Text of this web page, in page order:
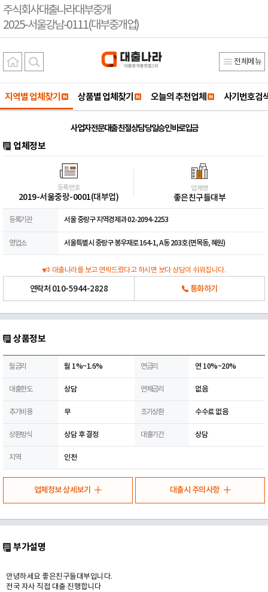
주식회사대출나라대부중개
2025-서울강남-0111(대부중개업)
전체메뉴
지역별 업체찾기 상품별 업체찾기 오늘의 추천업체 사기번호검
사업자 전문대출 친절상담 당일승인 바로입금
업체정보
등록번호
2019-서울중랑-0001(대부업)
업체명
좋은친구들대부
등록기관 서울 중랑구 지역경제과 02-2094-2253
영업소 서울특별시 중랑구 봉우재로 164-1, A동 203호 (면목동, 혜원)
대출나라를 보고 연락드렸다고 하시면 보다 상담이 쉬워집니다.
연락처 010-5944-2828 통화하기
상품정보
월금리 월 1%~1.6% 연금리 연 10%~20%
대출한도 상담 연체금리 없음
추가비용 무 조기상환 수수료 없음
상환방식 상담 후 결정 대출기간 상담
지역 인천
업체정보 상세보기 대출시 주의사항
부가설명
안녕하세요 좋은친구들대부입니다.
전국 자사 직접 대출 진행합니다